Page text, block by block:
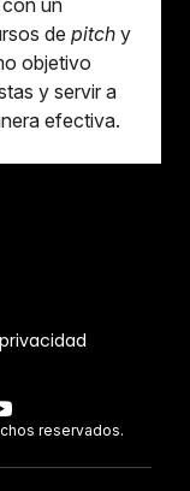
de pitch y
objetivo
y servir a
efectiva.
reservados.